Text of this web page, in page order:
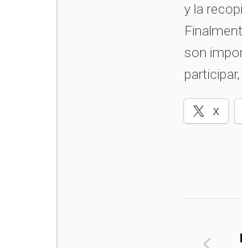
y la
son
X